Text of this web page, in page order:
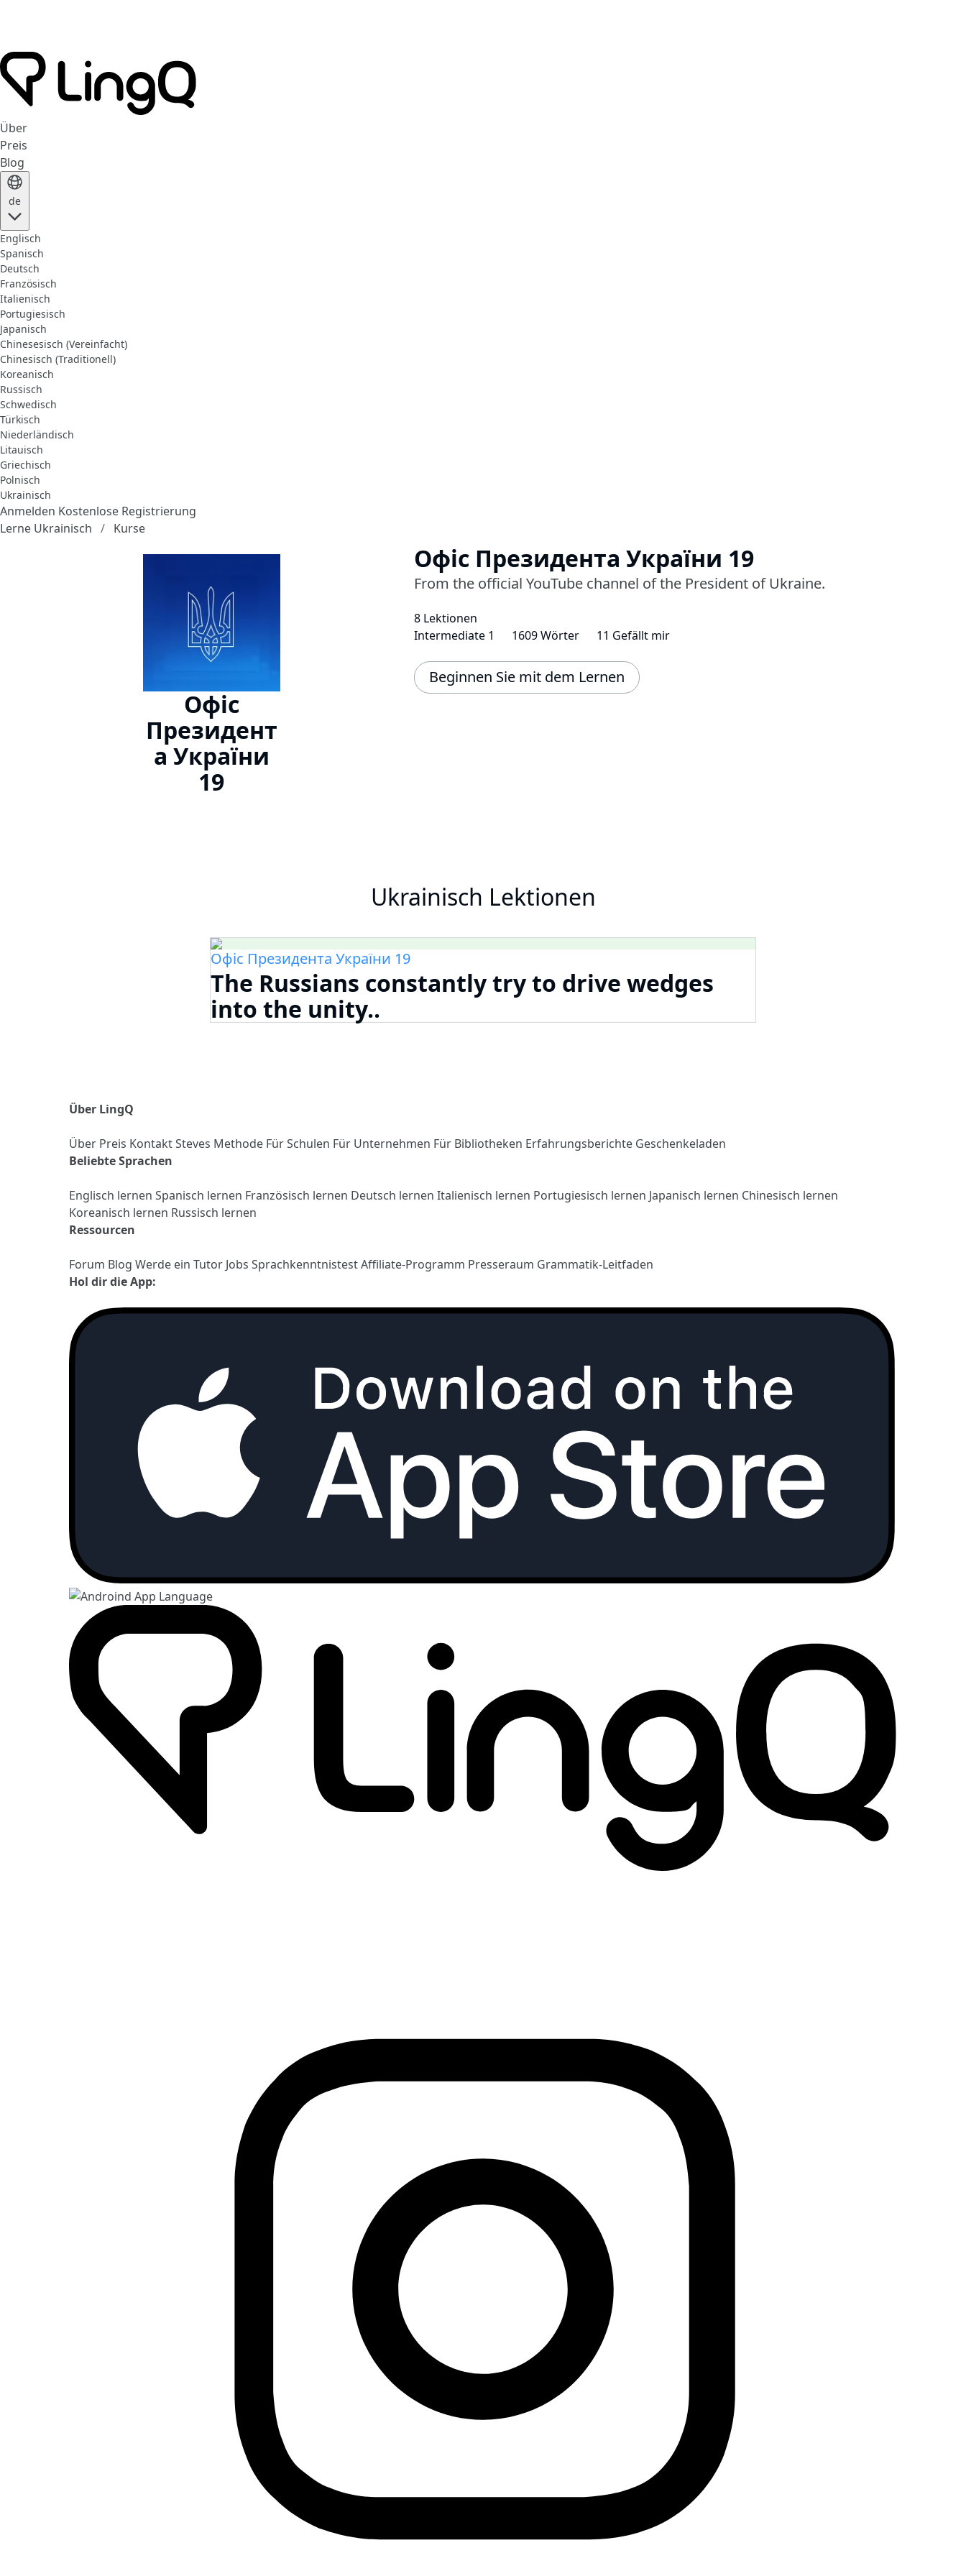
Über
Preis
Blog
de
Englisch
Spanisch
Deutsch
Französisch
Italienisch
Portugiesisch
Japanisch
Chinesesisch (Vereinfacht)
Chinesisch (Traditionell)
Koreanisch
Russisch
Schwedisch
Türkisch
Niederländisch
Litauisch
Griechisch
Polnisch
Ukrainisch
Anmelden Kostenlose Registrierung
Lerne Ukrainisch
Kurse
Офіс
Президент
а України
19
Офіс Президента України 19
From the official YouTube channel of the President of Ukraine.
8 Lektionen
Intermediate 1
1609 Wörter 11 Gefällt mir
Beginnen Sie mit dem Lernen
Ukrainisch Lektionen
Офіс Президента України 19
The Russians constantly try to drive wedges
into the unity..
Über LingQ
Über Preis KontaktSteves Methode Für Schulen Für Unternehmen Für Bibliotheken Erfahrungsberichte Geschenkeladen
Beliebte Sprachen
Englisch lernen Spanisch lernen Französisch lernen Deutsch lernen Italienisch lernen Portugiesisch lernen Japanisch lernen Chinesisch lernen
Koreanisch lernen Russisch lernen
Ressourcen
Forum Blog Werde ein Tutor Jobs SprachkenntnistestAffiliate-Programm Presseraum Grammatik-Leitfaden
Hol dir die App: